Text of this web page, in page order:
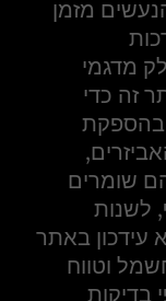
מזמן
מדגמי
זה כדי
בהספקת
שומרים
לשנות
עידכון באתר
וטווח
בדיקות